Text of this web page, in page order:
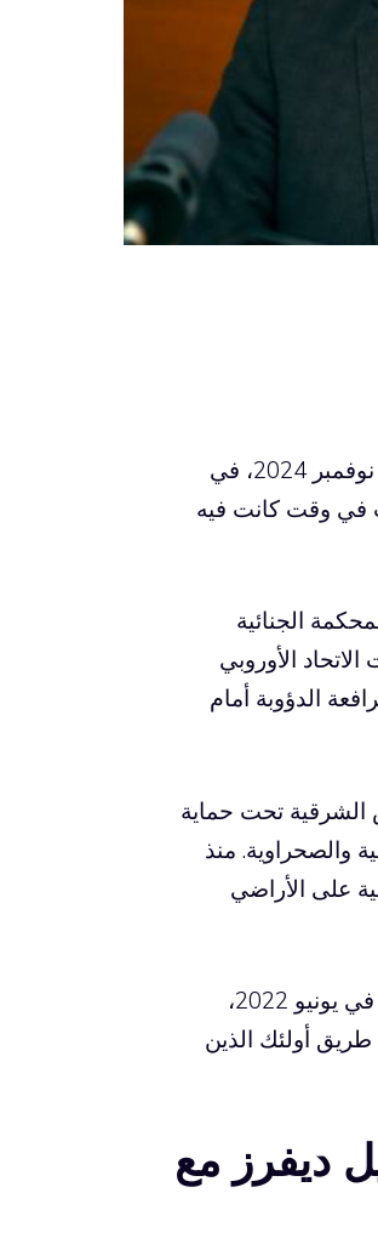
إن عالم القانون الدولي يفقد أحد أكثر أصواته التزاما. توفي جيل ديفرز في 26 نوفمبر 2024، في
في وقت كانت فيه
الجنائية
الأوروبي
الدؤوبة أمام
الشرقية تحت حماية
والصحراوية. منذ
على الأراضي
ويتقدم فريق تحرير “أمة”، الذي جمع تحليلاته التنويرية خلال مقابلة أجريت معه في يونيو 2022،
طريق أولئك الذين
ديفرز مع